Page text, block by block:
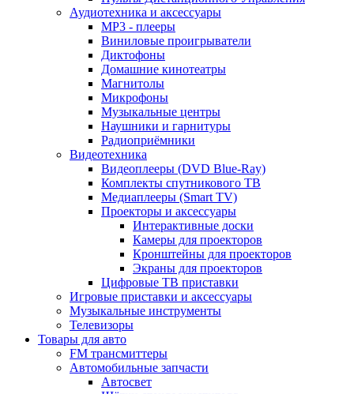
Аудиотехника и аксессуары
MP3 - плееры
Виниловые проигрыватели
Диктофоны
Домашние кинотеатры
Магнитолы
Микрофоны
Музыкальные центры
Наушники и гарнитуры
Радиоприёмники
Видеотехника
Видеоплееры (DVD Blue-Ray)
Комплекты спутникового ТВ
Медиаплееры (Smart TV)
Проекторы и аксессуары
Интерактивные доски
Камеры для проекторов
Кронштейны для проекторов
Экраны для проекторов
Цифровые ТВ приставки
Игровые приставки и аксессуары
Музыкальные инструменты
Телевизоры
Товары для авто
FM трансмиттеры
Автомобильные запчасти
Автосвет